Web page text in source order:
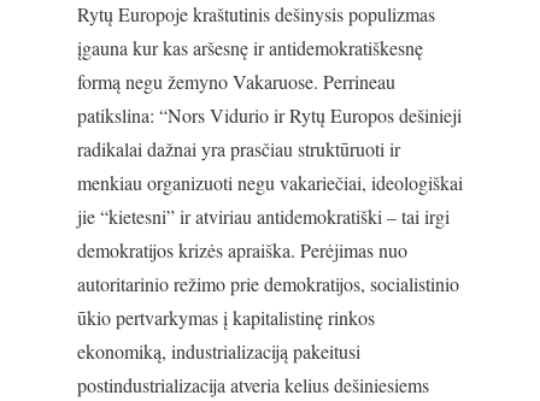
Rytų Europoje kraštutinis dešinysis populizmas
įgauna kur kas aršesnę ir antidemokratiškesnę
formą negu žemyno Vakaruose. Perrineau
patikslina: “Nors Vidurio ir Rytų Europos dešinieji
radikalai dažnai yra prasčiau struktūruoti ir
menkiau organizuoti negu vakariečiai, ideologiškai
jie “kietesni” ir atviriau antidemokratiški – tai irgi
demokratijos krizės apraiška. Perėjimas nuo
autoritarinio režimo prie demokratijos, socialistinio
ūkio pertvarkymas į kapitalistinę rinkos
ekonomiką, industrializaciją pakeitusi
postindustrializacija atveria kelius dešiniesiems